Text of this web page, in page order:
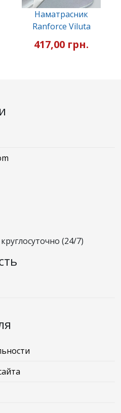
Наматрасник
Ranforce Viluta
417,00 грн.
(24/7)